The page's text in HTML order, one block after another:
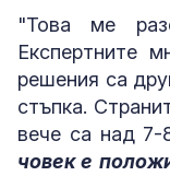
"Това ме
Експертните
решения са
стъпка.
вече са над 7-
човек е